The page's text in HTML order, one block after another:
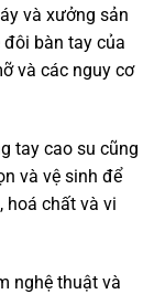
và xưởng sản
bàn tay của
và các nguy cơ
tay cao su cũng
và vệ sinh để
hoá chất và vi
nghệ thuật và